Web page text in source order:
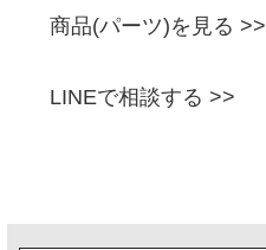
商品(パーツ)を見る >>
LINEで相談する >>